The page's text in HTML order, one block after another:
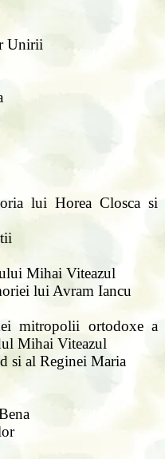
Unirii
lui Horea Closca si
Mihai Viteazul
lui Avram Iancu
mitropolii ortodoxe a
Mihai Viteazul
si al Reginei Maria